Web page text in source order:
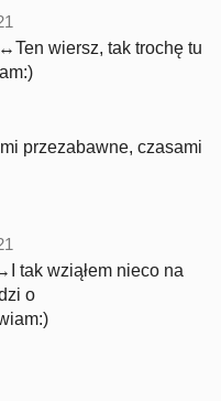
wiersz, tak trochę tu
przezabawne, czasami
tak wziąłem nieco na
o